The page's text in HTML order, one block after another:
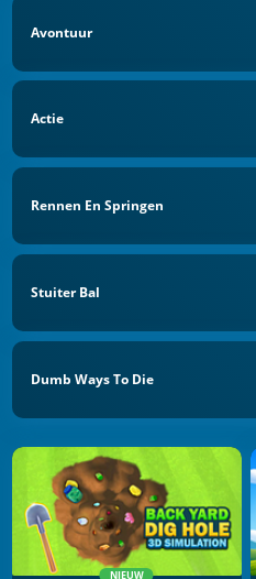
Avontuur
Actie
Rennen En Springen
Stuiter Bal
Dumb Ways To Die
NIEUW